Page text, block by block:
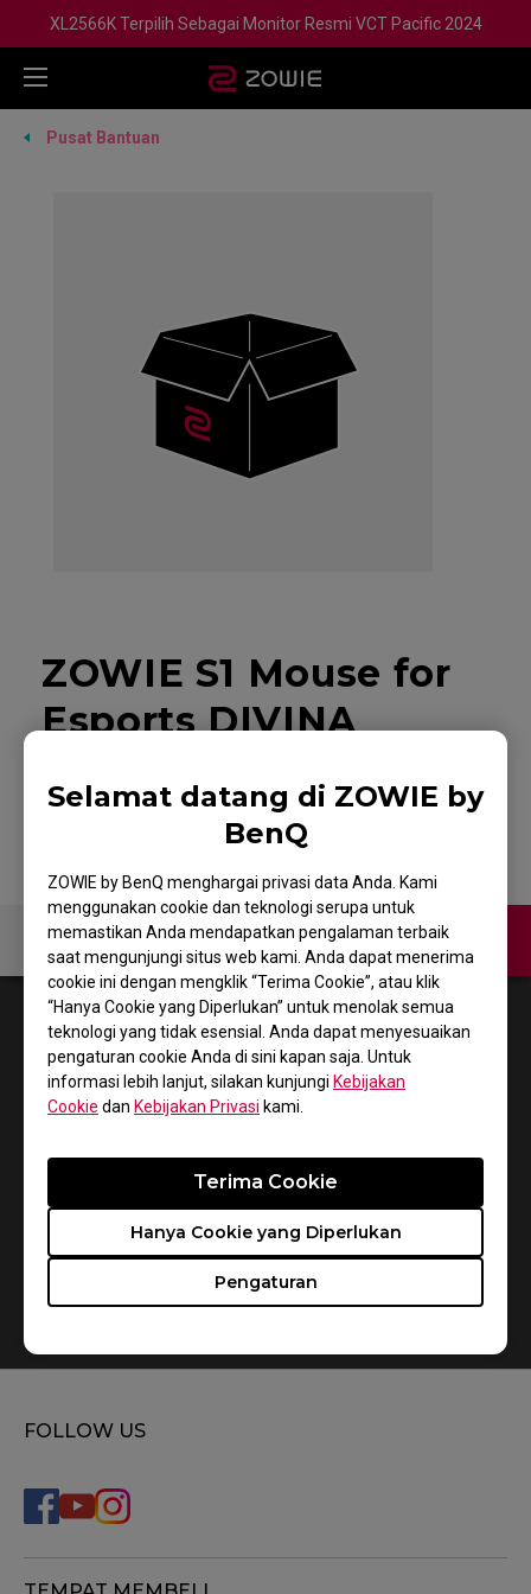
Selamat datang di ZOWIE by
BenQ
ZOWIE by BenQ menghargai privasi data Anda. Kami
menggunakan cookie dan teknologi serupa untuk
memastikan Anda mendapatkan pengalaman terbaik
saat mengunjungi situs web kami. Anda dapat menerima
cookie ini dengan mengklik “Terima Cookie”, atau klik
“Hanya Cookie yang Diperlukan” untuk menolak semua
teknologi yang tidak esensial. Anda dapat menyesuaikan
pengaturan cookie Anda di sini kapan saja. Untuk
informasi lebih lanjut, silakan kunjungi Kebijakan
Cookie dan Kebijakan Privasi kami.
Pengaturan
Hanya Cookie yang Diperlukan
Terima Cookie
XL2566K Terpilih Sebagai Monitor Resmi VCT Pacific 2024
Pusat Bantuan
ZOWIE S1 Mouse for
Esports DIVINA
Video KONTAK KAMI
1 Results Default
How do you replace the mousefeet?
FOLLOW US